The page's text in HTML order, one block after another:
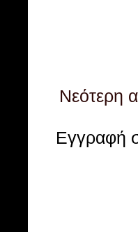
Νεότερη
Εγγραφή